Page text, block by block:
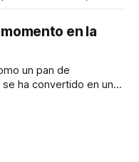
de publicidad digital
para atender
una persona
en la
un pan de
ha convertido en uno
experiencias que